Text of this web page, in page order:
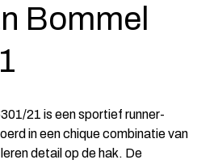
Bommel
21 is een sportief runner-
in een chique combinatie van
detail op de hak. De